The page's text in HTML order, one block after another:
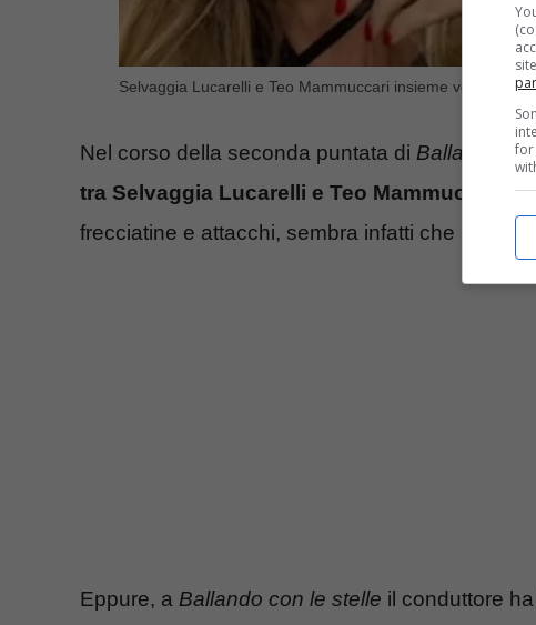
Selvaggia Lucarelli e Teo Mammuccari insieme verità
Nel corso della seconda puntata di Ballando
tra Selvaggia Lucarelli e Teo Mammuccari
.
frecciatine e attacchi, sembra infatti che la
Eppure, a Ballando con le stelle il conduttore ha
for